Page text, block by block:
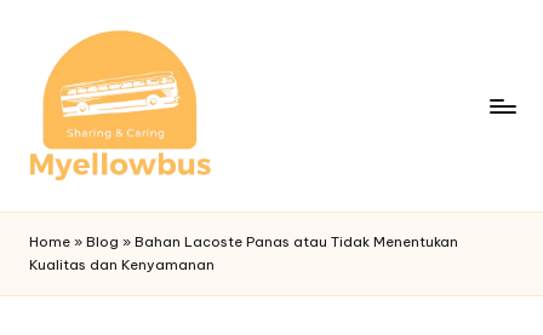
Home » Blog » Bahan Lacoste Panas atau Tidak Menentukan
Kualitas dan Kenyamanan